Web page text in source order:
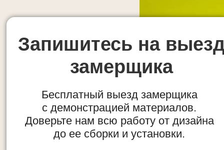
Запишитесь на
замерщика
Бесплатный выезд замерщика
с демонстрацией материалов.
Доверьте нам всю работу от дизайна
до ее сборки и установки.